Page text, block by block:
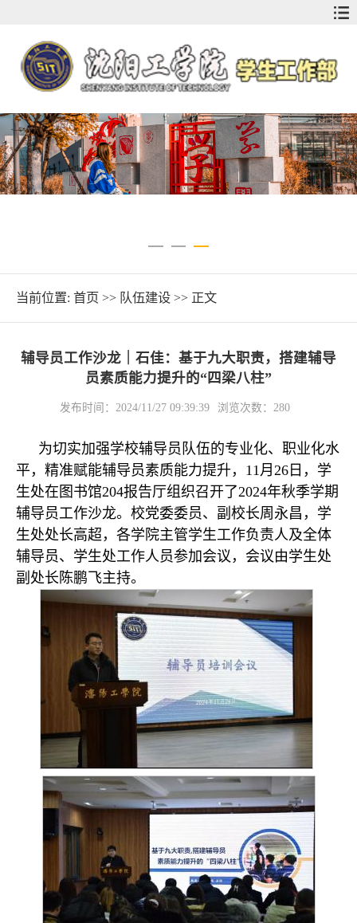
当前位置: 首页 >> 队伍建设 >> 正文
辅导员工作沙龙｜石佳：基于九大职责，搭建辅导
员素质能力提升的“四梁八柱”
发布时间：2024/11/27 09:39:39 浏览次数： 280
为切实加强学校辅导员队伍的专业化、职业化水
平，精准赋能辅导员素质能力提升，11月26日，学
生处在图书馆204报告厅组织召开了2024年秋季学期
辅导员工作沙龙。校党委委员、副校长周永昌，学
生处处长高超，各学院主管学生工作负责人及全体
辅导员、学生处工作人员参加会议，会议由学生处
副处长陈鹏飞主持。